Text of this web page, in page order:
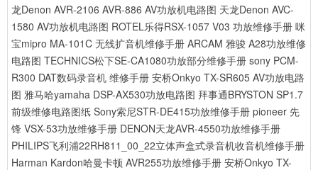
龙Denon AVR-2106 AVR-886 AV功放机电路图 天龙Denon AVC-
1580 AV功放机电路图 ROTEL乐得RSX-1057 V03 功放维修手册 咪
宝mipro MA-101C 无线扩音机维修手册 ARCAM 雅骏 A28功放维修
电路图 TECHNICS松下SE-CA1080功放部分维修手册 sony PCM-
R300 DAT数码录音机 维修手册 安桥Onkyo TX-SR605 AV功放电路
图 雅马哈yamaha DSP-AX530功放电路图 拜事通BRYSTON SP1.7
前级维修电路图纸 Sony索尼STR-DE415功放维修手册 pioneer 先
锋 VSX-53功放维修手册 DENON天龙AVR-4550功放维修手册
PHILIPS飞利浦22RH811_00_22立体声盒式录音机收音机维修手册
Harman Kardon哈曼卡顿 AVR255功放维修手册 安桥Onkyo TX-